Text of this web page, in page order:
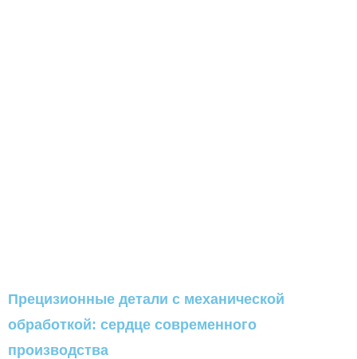
Прецизионные детали с механической
обработкой: сердце современного
производства